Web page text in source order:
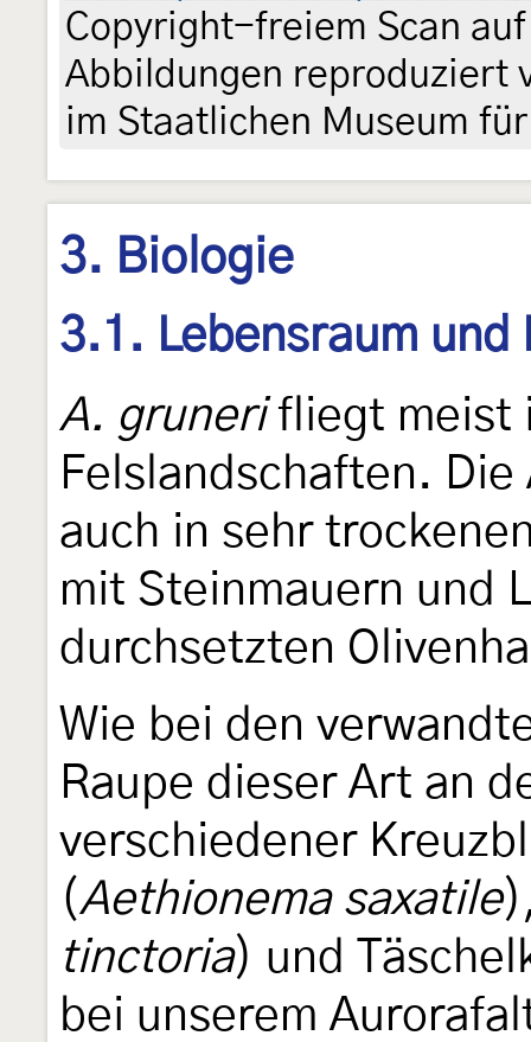
Copyright-freiem Scan
Abbildungen reproduziert
im Staatlichen Museum
3. Biologie
3.1. Lebensraum und
A. grunerifliegt meist
Felslandschaften.
auch in sehr
mit Steinmauern und
durchsetzten
Wie bei den
Raupe dieser Art an
verschiedener
(Aethionema saxatile
tinctoria) und
bei unserem